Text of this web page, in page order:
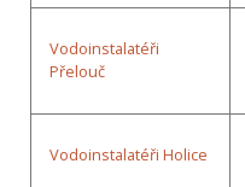
Vodoinstalatéři
Přelouč
Vodoinstalatéři Holice